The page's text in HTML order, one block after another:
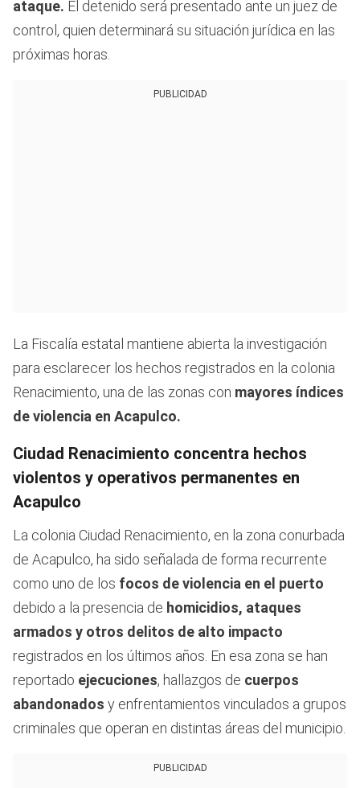
ataque. El detenido será presentado ante un juez de
control, quien determinará su situación jurídica en las
próximas horas.
PUBLICIDAD
La Fiscalía estatal mantiene abierta la investigación
para esclarecer los hechos registrados en la colonia
Renacimiento, una de las zonas con mayores índices
de violencia en Acapulco.
Ciudad Renacimiento concentra hechos
violentos y operativos permanentes en
Acapulco
La colonia Ciudad Renacimiento, en la zona conurbada
de Acapulco, ha sido señalada de forma recurrente
como uno de los focos de violencia en el puerto
debido a la presencia de homicidios, ataques
armados y otros delitos de alto impacto
registrados en los últimos años. En esa zona se han
reportado ejecuciones, hallazgos de cuerpos
abandonados y enfrentamientos vinculados a grupos
criminales que operan en distintas áreas del municipio.
PUBLICIDAD